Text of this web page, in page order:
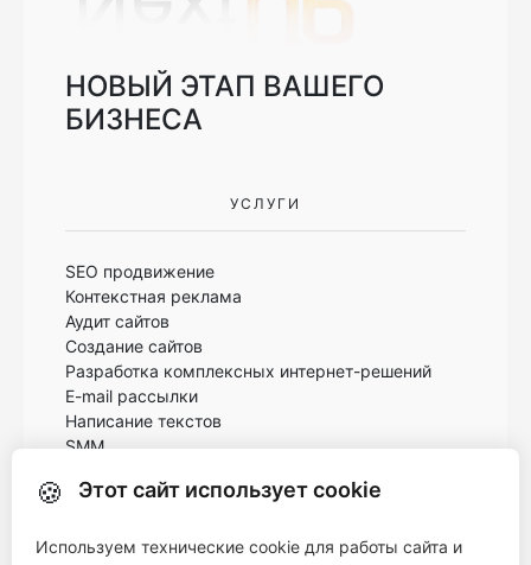
НОВЫЙ ЭТАП ВАШЕГО
БИЗНЕСА
УСЛУГИ
SEO продвижение
Контекстная реклама
Аудит сайтов
Создание сайтов
Разработка комплексных интернет-решений
E-mail рассылки
Написание текстов
SMM
🍪 Этот сайт использует cookie
Используем технические cookie для работы сайта и